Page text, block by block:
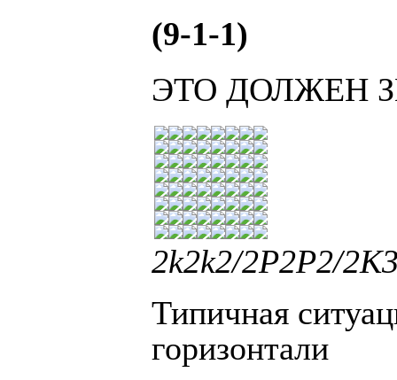
(9-1-1)
ЭТО ДОЛЖЕН
2k2k2/2P2P2/
Типичная
горизонтали